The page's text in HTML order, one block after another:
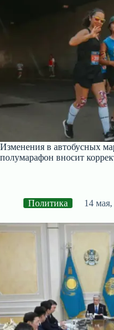
Изменения в автобусных
полумарафон вносит
Политика 14